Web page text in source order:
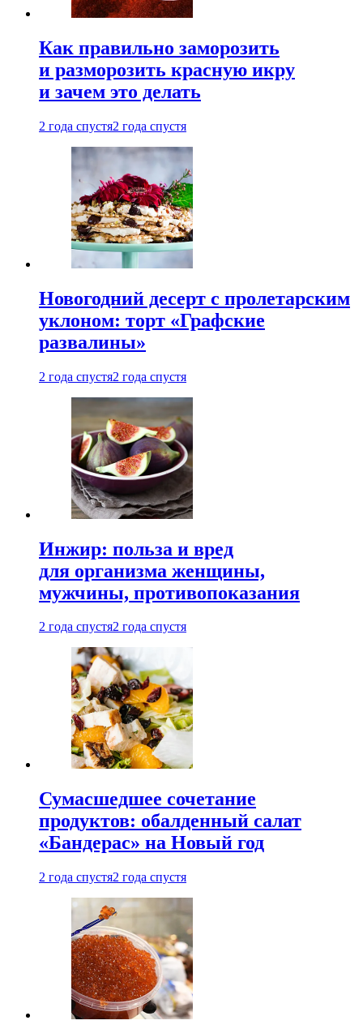
Как правильно заморозить
и разморозить красную икру
и зачем это делать
2 года спустя2 года спустя
Новогодний десерт с пролетарским
уклоном: торт «Графские
развалины»
2 года спустя2 года спустя
Инжир: польза и вред
для организма женщины,
мужчины, противопоказания
2 года спустя2 года спустя
Сумасшедшее сочетание
продуктов: обалденный салат
«Бандерас» на Новый год
2 года спустя2 года спустя